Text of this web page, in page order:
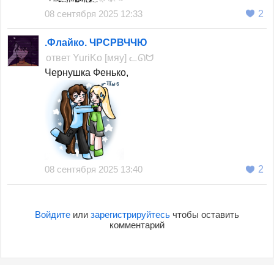
08 сентября 2025 12:33 2
.Флайко. ЧРСРВЧЧЮ
ответ YuriKo [мяу] ᓚᘏᗢ
Чернушка Фенько,
08 сентября 2025 13:40 2
Войдитеили зарегистрируйтесьчтобы оставить
комментарий